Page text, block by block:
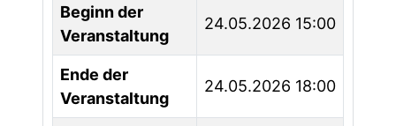
Beginn der
Veranstaltung
24.05.2026 15:00
Ende der
Veranstaltung
24.05.2026 18:00